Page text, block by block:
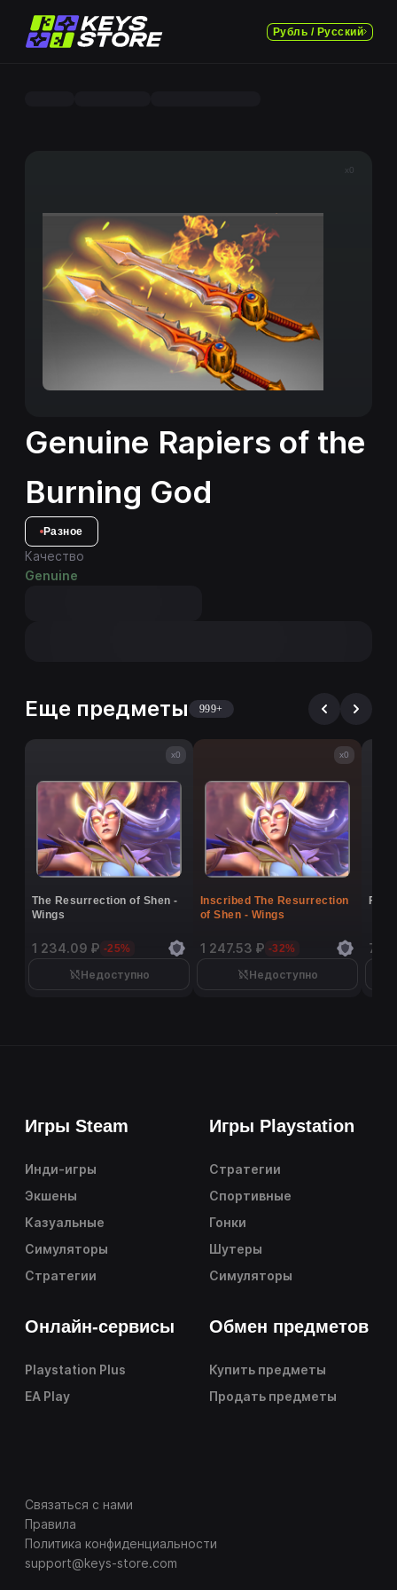
Рубль / Русский
x0
Genuine Rapiers of the
Burning God
Разное
Качество
Genuine
Еще предметы 999+
x0
The Resurrection of Shen -
Wings
1 234.09 ₽ -25%
Недоступно
x0
Inscribed The Resurrection
of Shen - Wings
1 247.53 ₽ -32%
Недоступно
7
Игры Steam
Инди-игры
Экшены
Казуальные
Симуляторы
Стратегии
Игры Playstation
Стратегии
Спортивные
Гонки
Шутеры
Симуляторы
Онлайн-сервисы
Playstation Plus
EA Play
Обмен предметов
Купить предметы
Продать предметы
Связаться с нами
Правила
Политика конфиденциальности
support@keys-store.com